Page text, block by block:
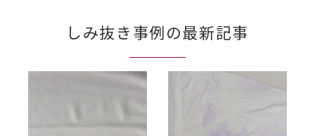
しみ抜き事例の最新記事